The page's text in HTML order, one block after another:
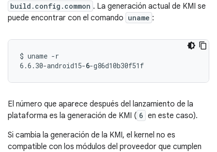
build.config.common . La generación actual de KMI se
puede encontrar con el comando uname :
$ uname -r
6.6.30-android15-6
El número que aparece después del lanzamiento de la
plataforma es la generación de KMI ( 6 en este caso).
Si cambia la generación de la KMI, el kernel no es
compatible con los módulos del proveedor que cumplen